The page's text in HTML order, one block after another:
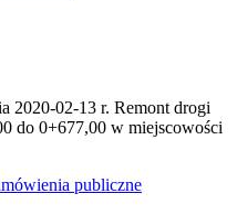
2020-02-13 r. Remont drogi
do 0+677,00 w miejscowości
publiczne